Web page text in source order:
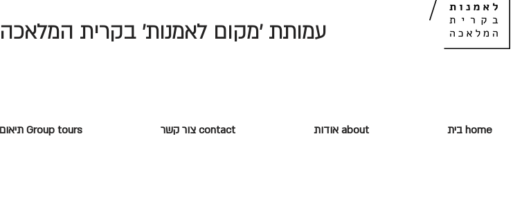
עמותת 'מקום לאמנות' בקרית המלאכה
home בית about אודות contact צור קשר Group tours תיאום סיורי קבוצות